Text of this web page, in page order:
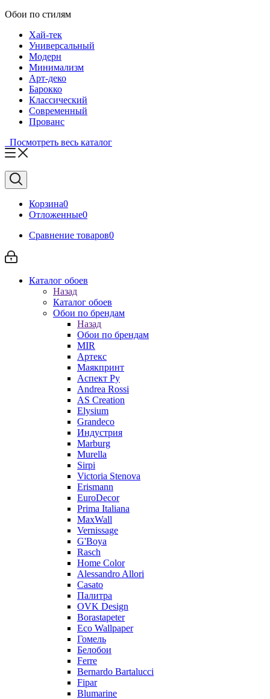
Обои по стилям
Хай-тек
Универсальный
Модерн
Минимализм
Арт-деко
Барокко
Классический
Современный
Прованс
Посмотреть весь каталог
Корзина0
Отложенные0
Сравнение товаров0
Каталог обоев
Назад
Каталог обоев
Обои по брендам
Назад
Обои по брендам
MIR
Артекс
Маякпринт
Аспект Ру
Andrea Rossi
AS Creation
Elysium
Grandeco
Индустрия
Marburg
Murella
Sirpi
Victoria Stenova
Erismann
EuroDecor
Prima Italiana
MaxWall
Vernissage
G'Boya
Rasch
Home Color
Alessandro Allori
Casato
Палитра
OVK Design
Borastapeter
Eco Wallpaper
Гомель
Белобои
Ferre
Bernardo Bartalucci
Fipar
Blumarine